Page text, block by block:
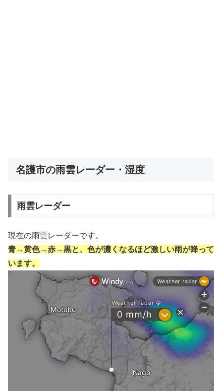
名護市の雨雲レーダー・湿度
雨雲レーダー
現在の雨雲レーダーです。
青→黄色→赤→黒と、色が濃くなるほど激しい雨が降って
います。